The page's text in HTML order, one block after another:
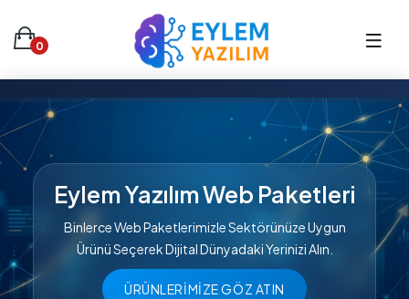
0
Eylem Yazılım Web Paketleri
Binlerce Web Paketlerimizle Sektörünüze Uygun
Ürünü Seçerek Dijital Dünyadaki Yerinizi Alın.
ÜRÜNLERIMIZE GÖZ ATIN